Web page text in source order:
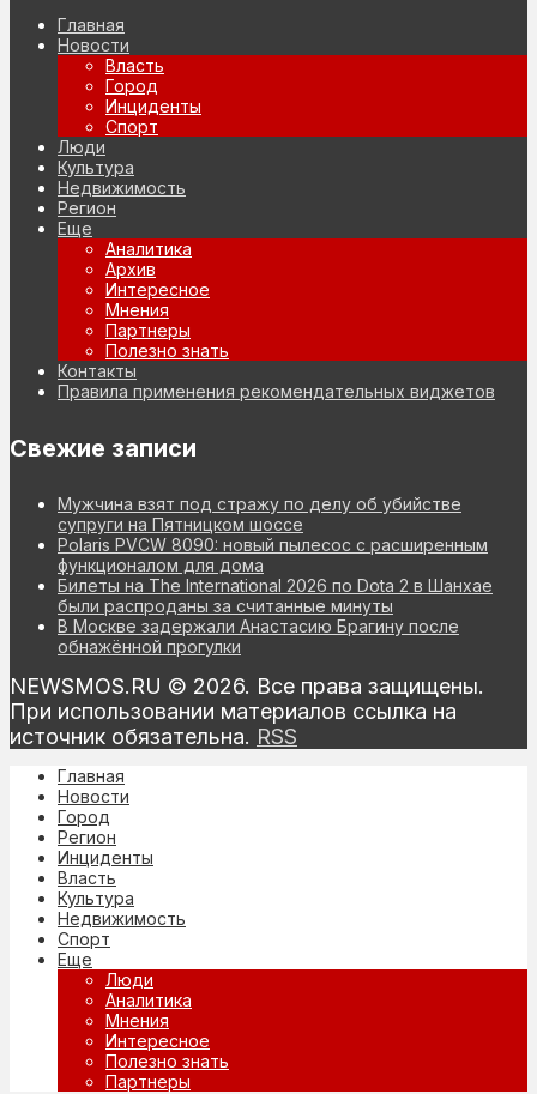
Главная
Новости
Власть
Город
Инциденты
Спорт
Люди
Культура
Недвижимость
Регион
Еще
Аналитика
Архив
Интересное
Мнения
Партнеры
Полезно знать
Контакты
Правила применения рекомендательных виджетов
Свежие записи
Мужчина взят под стражу по делу об убийстве
супруги на Пятницком шоссе
Polaris PVCW 8090: новый пылесос с расширенным
функционалом для дома
Билеты на The International 2026 по Dota 2 в Шанхае
были распроданы за считанные минуты
В Москве задержали Анастасию Брагину после
обнажённой прогулки
NEWSMOS.RU © 2026. Все права защищены.
При использовании материалов ссылка на
источник обязательна. RSS
Главная
Новости
Город
Регион
Инциденты
Власть
Культура
Недвижимость
Спорт
Еще
Люди
Аналитика
Мнения
Интересное
Полезно знать
Партнеры